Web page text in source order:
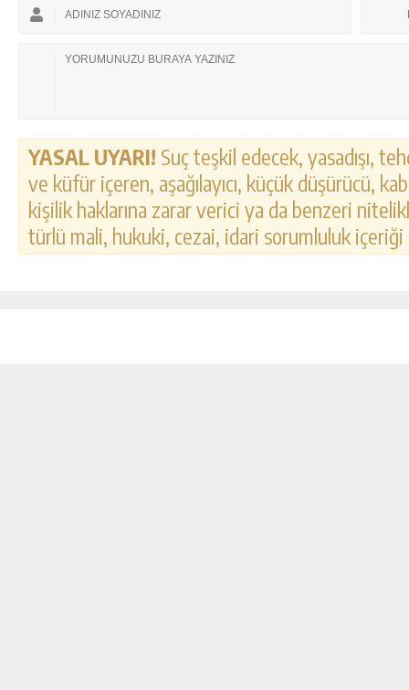
YASAL UYARI! Suç teşkil edecek, yasadışı,
ve küfür içeren, aşağılayıcı, küçük düşürücü,
kişilik haklarına zarar verici ya da benzeri
türlü mali, hukuki, cezai, idari sorumluluk